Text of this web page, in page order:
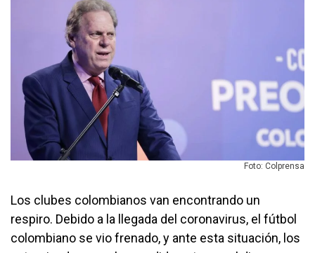
Foto: Colprensa
Los clubes colombianos van encontrando un
respiro. Debido a la llegada del coronavirus, el fútbol
colombiano se vio frenado, y ante esta situación, los